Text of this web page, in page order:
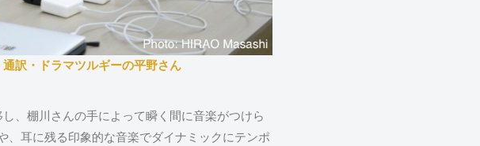
訳・ドラマツルギーの平野さん
、棚川さんの手によって瞬く間に音楽がつけら
、耳に残る印象的な音楽でダイナミックにテンポ